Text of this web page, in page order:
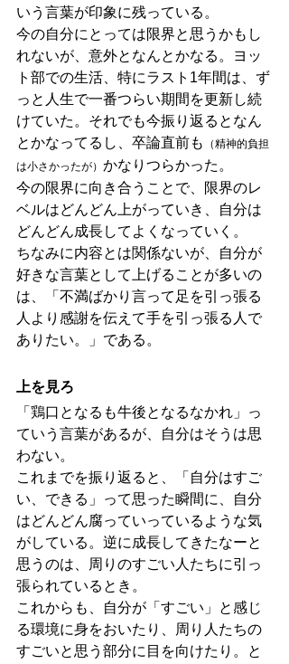
いう言葉が印象に残っている。
今の自分にとっては限界と思うかもし
れないが、意外となんとかなる。ヨッ
ト部での生活、特にラスト1年間は、ず
っと人生で一番つらい期間を更新し続
けていた。それでも今振り返るとなん
とかなってるし、卒論直前も
（精神的負担
は小さかったが） かなりつらかった。
今の限界に向き合うことで、限界のレ
ベルはどんどん上がっていき、自分は
どんどん成長してよくなっていく。
ちなみに内容とは関係ないが、自分が
好きな言葉として上げることが多いの
は、「不満ばかり言って足を引っ張る
人より感謝を伝えて手を引っ張る人で
ありたい。」である。
上を見ろ
「鶏口となるも牛後となるなかれ」っ
ていう言葉があるが、自分はそうは思
わない。
これまでを振り返ると、「自分はすご
い、できる」って思った瞬間に、自分
はどんどん腐っていっているような気
がしている。逆に成長してきたなーと
思うのは、周りのすごい人たちに引っ
張られているとき。
これからも、自分が「すごい」と感じ
る環境に身をおいたり、周り人たちの
すごいと思う部分に目を向けたり。と